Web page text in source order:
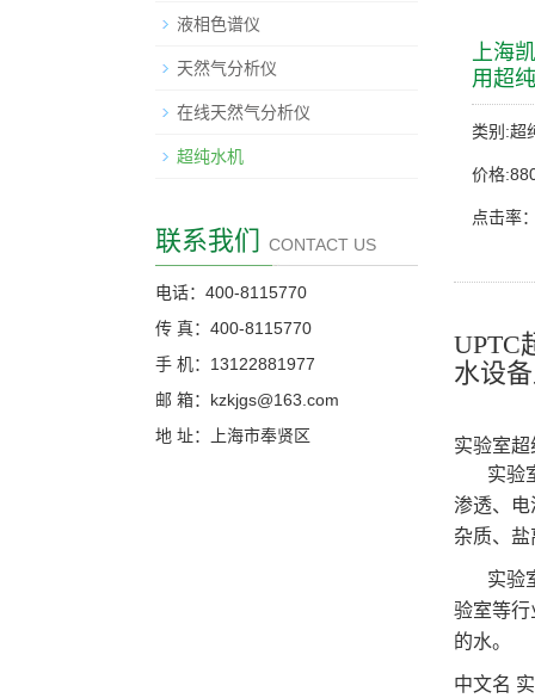
上海
用超
类别:超
价格
点击率
UPTC
水设
实验室
实验
渗透、电
杂质、
实验
验室等行
的水。
中文名
液相色谱仪
天然气分析仪
在线天然气分析仪
超纯水机
联系我们 CONTACT US
电话：400-8115770
传 真：400-8115770
手 机：13122881977
邮 箱：kzkjgs@163.com
地 址：上海市奉贤区